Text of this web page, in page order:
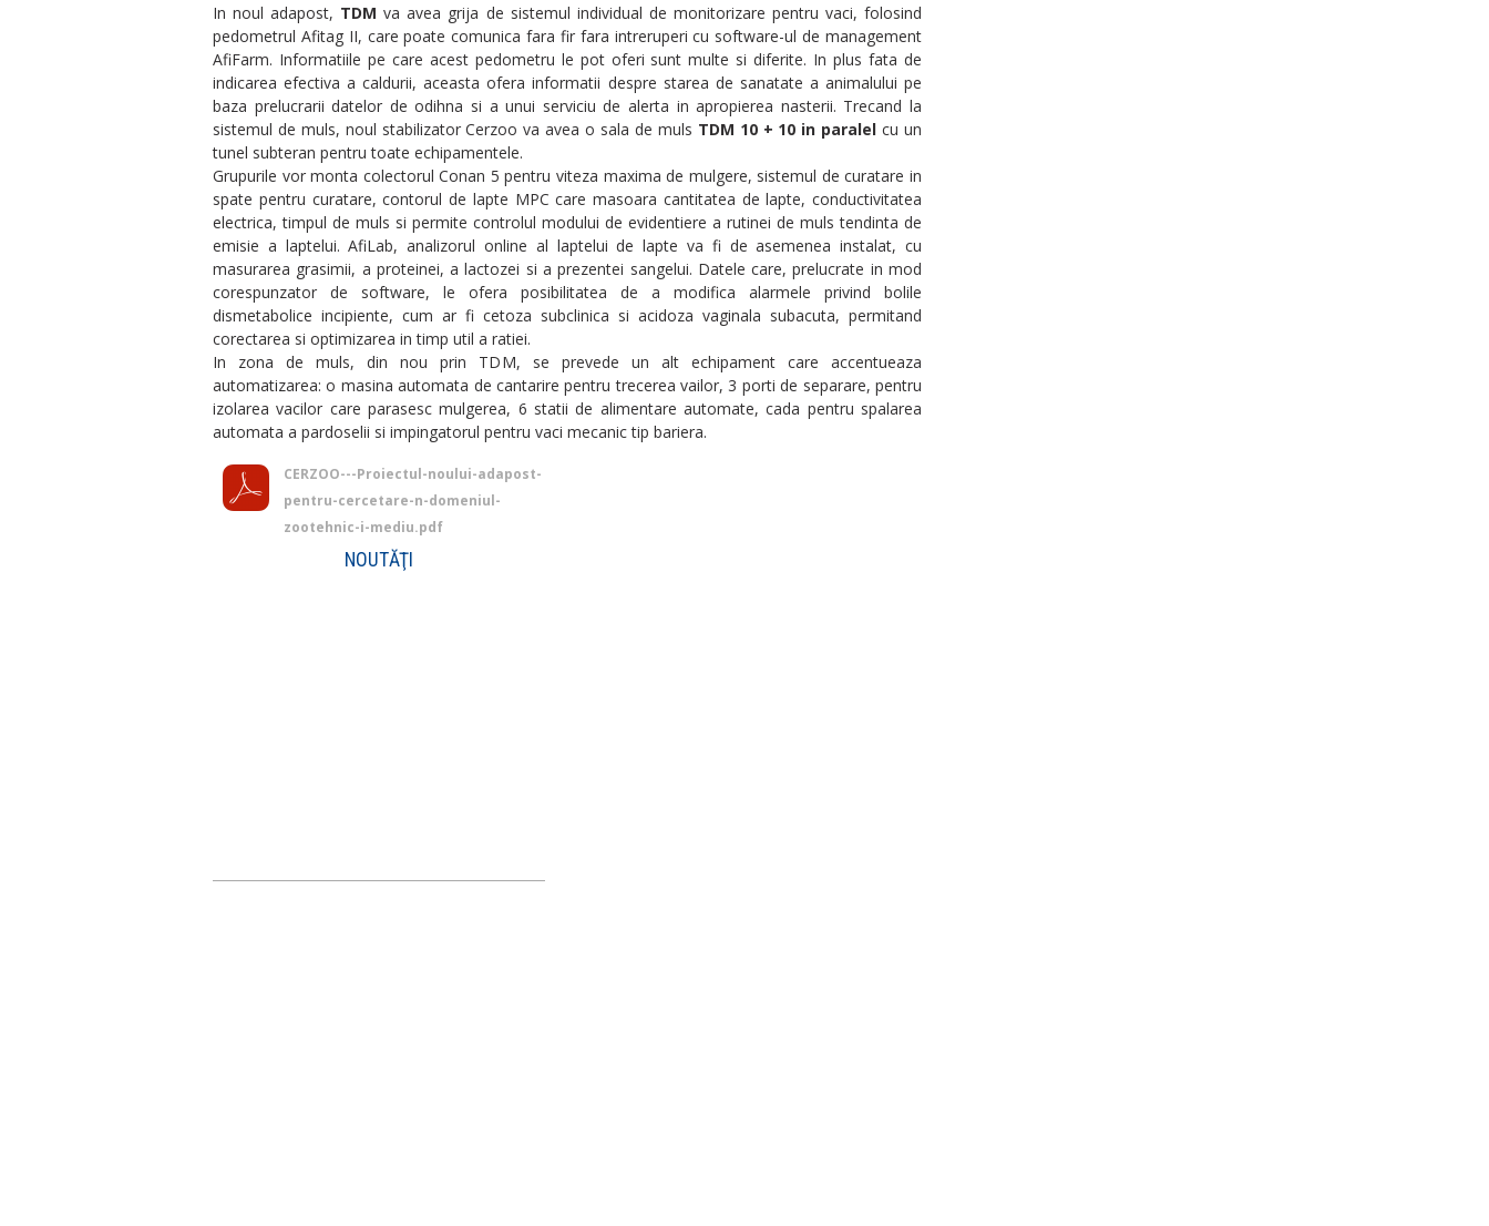
In noul adapost, TDM va avea grija de sistemul individual de monitorizare pentru vaci, folosind
pedometrul Afitag II, care poate comunica fara fir fara intreruperi cu software-ul de management
AfiFarm. Informatiile pe care acest pedometru le pot oferi sunt multe si diferite. In plus fata de
indicarea efectiva a caldurii, aceasta ofera informatii despre starea de sanatate a animalului pe
baza prelucrarii datelor de odihna si a unui serviciu de alerta in apropierea nasterii. Trecand la
sistemul de muls, noul stabilizator Cerzoo va avea o sala de muls TDM 10 + 10 in paralel cu un
tunel subteran pentru toate echipamentele.
Grupurile vor monta colectorul Conan 5 pentru viteza maxima de mulgere, sistemul de curatare in
spate pentru curatare, contorul de lapte MPC care masoara cantitatea de lapte, conductivitatea
electrica, timpul de muls si permite controlul modului de evidentiere a rutinei de muls tendinta de
emisie a laptelui. AfiLab, analizorul online al laptelui de lapte va fi de asemenea instalat, cu
masurarea grasimii, a proteinei, a lactozei si a prezentei sangelui. Datele care, prelucrate in mod
corespunzator de software, le ofera posibilitatea de a modifica alarmele privind bolile
dismetabolice incipiente, cum ar fi cetoza subclinica si acidoza vaginala subacuta, permitand
corectarea si optimizarea in timp util a ratiei.
In zona de muls, din nou prin TDM, se prevede un alt echipament care accentueaza
automatizarea: o masina automata de cantarire pentru trecerea vailor, 3 porti de separare, pentru
izolarea vacilor care parasesc mulgerea, 6 statii de alimentare automate, cada pentru spalarea
automata a pardoselii si impingatorul pentru vaci mecanic tip bariera.
CERZOO---Proiectul-noului-adapost-
pentru-cercetare-n-domeniul-
zootehnic-i-mediu.pdf
NOUTĂŢI